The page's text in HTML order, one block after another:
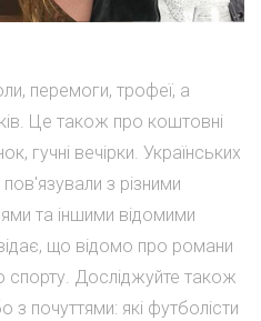
перемоги, трофеї, а
Це також про коштовні
гучні вечірки. Українських
з різними
та іншими відомими
що відомо про романи
спорту. Досліджуйте також
почуттями: які футболісти